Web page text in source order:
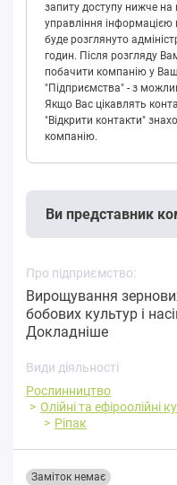
запиту доступу нижче на
управління
буде розглянуто
годин. Після розгляду
побачити компанію у
"Підприємства" - з
Якщо Вас цікавлять
"Відкрити контакти"
компанію.
Ви представник
Про підприємство:
Вирощування
бобових культур і
Докладніше
Види діяльності
Рослинництво
Олійні та ефіроолійні
Ріпак
Заміток немає